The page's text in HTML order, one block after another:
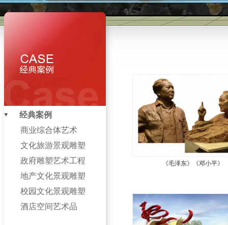
经典案例
商业综合体艺术
文化旅游景观雕塑
政府雕塑艺术工程
地产文化景观雕塑
校园文化景观雕塑
酒店空间艺术品
《毛泽东》《邓小平》